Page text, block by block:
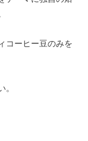
コーヒー豆のみを
。